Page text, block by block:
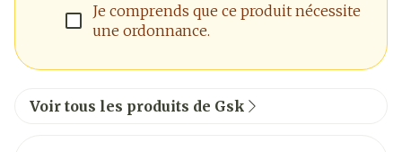
Je comprends que ce produit nécessite
une ordonnance.
Voir tous les produits de Gsk